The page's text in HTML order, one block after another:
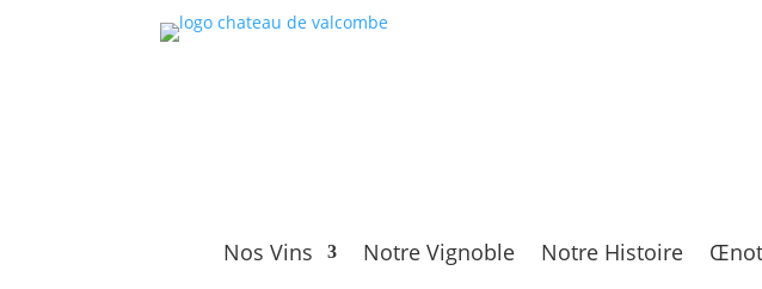
Nos Vins Notre Vignoble Notre Histoire